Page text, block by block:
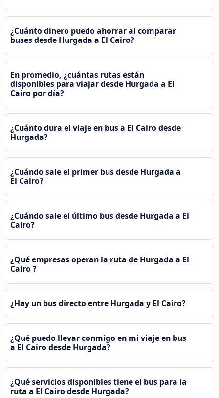
¿Cuánto dinero puedo ahorrar al comparar
buses desde Hurgada a El Cairo?
En promedio, ¿cuántas rutas están
disponibles para viajar desde Hurgada a El
Cairo por día?
¿Cuánto dura el viaje en bus a El Cairo desde
Hurgada?
¿Cuándo sale el primer bus desde Hurgada a
El Cairo?
¿Cuándo sale el último bus desde Hurgada a El
Cairo?
¿Qué empresas operan la ruta de Hurgada a El
Cairo ?
¿Hay un bus directo entre Hurgada y El Cairo?
¿Qué puedo llevar conmigo en mi viaje en bus
a El Cairo desde Hurgada?
¿Qué servicios disponibles tiene el bus para la
ruta a El Cairo desde Hurgada?